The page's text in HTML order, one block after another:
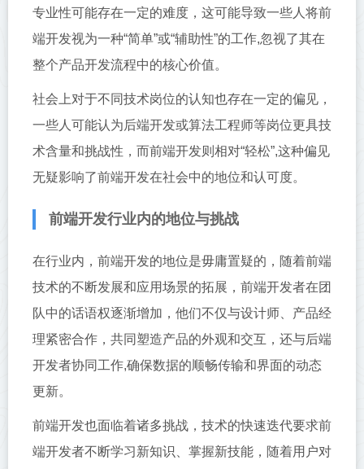
专业性可能存在一定的难度，这可能导致一些人将前
端开发视为一种“简单”或“辅助性”的工作,忽视了其在
整个产品开发流程中的核心价值。
社会上对于不同技术岗位的认知也存在一定的偏见，
一些人可能认为后端开发或算法工程师等岗位更具技
术含量和挑战性，而前端开发则相对“轻松”,这种偏见
无疑影响了前端开发在社会中的地位和认可度。
前端开发行业内的地位与挑战
在行业内，前端开发的地位是毋庸置疑的，随着前端
技术的不断发展和应用场景的拓展，前端开发者在团
队中的话语权逐渐增加，他们不仅与设计师、产品经
理紧密合作，共同塑造产品的外观和交互，还与后端
开发者协同工作,确保数据的顺畅传输和界面的动态
更新。
前端开发也面临着诸多挑战，技术的快速迭代要求前
端开发者不断学习新知识、掌握新技能，随着用户对